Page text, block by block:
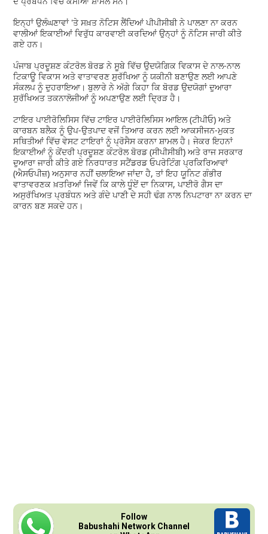
ਇਨ੍ਹਾਂ ਉਲੰਘਣਾਵਾਂ 'ਤੇ ਸਖ਼ਤ ਨੋਟਿਸ ਲੈਂਦਿਆਂ ਪੀਪੀਸੀਬੀ ਨੇ ਪਾਲਣਾ ਨਾ ਕਰਨ
ਵਾਲੀਆਂ ਇਕਾਈਆਂ ਵਿਰੁੱਧ ਕਾਰਵਾਈ ਕਰਦਿਆਂ ਉਨ੍ਹਾਂ ਨੂੰ ਨੋਟਿਸ ਜਾਰੀ ਕੀਤੇ
ਗਏ ਹਨ।
ਪੰਜਾਬ ਪ੍ਰਦੂਸ਼ਣ ਕੰਟਰੋਲ ਬੋਰਡ ਨੇ ਸੂਬੇ ਵਿੱਚ ਉਦਯੋਗਿਕ ਵਿਕਾਸ ਦੇ ਨਾਲ-ਨਾਲ
ਟਿਕਾਊ ਵਿਕਾਸ ਅਤੇ ਵਾਤਾਵਰਣ ਸੁਰੱਖਿਆ ਨੂੰ ਯਕੀਨੀ ਬਣਾਉਣ ਲਈ ਆਪਣੇ
ਸੰਕਲਪ ਨੂੰ ਦੁਹਰਾਇਆ। ਬੁਲਾਰੇ ਨੇ ਅੱਗੇ ਕਿਹਾ ਕਿ ਬੋਰਡ ਉਦਯੋਗਾਂ ਦੁਆਰਾ
ਸੁਰੱਖਿਅਤ ਤਕਨਾਲੋਜੀਆਂ ਨੂੰ ਅਪਣਾਉਣ ਲਈ ਦ੍ਰਿੜ ਹੈ।
ਟਾਇਰ ਪਾਈਰੋਲਿਸਿਸ ਵਿੱਚ ਟਾਇਰ ਪਾਈਰੋਲਿਸਿਸ ਆਇਲ (ਟੀਪੀਓ) ਅਤੇ
ਕਾਰਬਨ ਬਲੈਕ ਨੂੰ ਉਪ-ਉਤਪਾਦ ਵਜੋਂ ਤਿਆਰ ਕਰਨ ਲਈ ਆਕਸੀਜਨ-ਮੁਕਤ
ਸਥਿਤੀਆਂ ਵਿੱਚ ਵੇਸਟ ਟਾਇਰਾਂ ਨੂੰ ਪ੍ਰੋਸੈਸ ਕਰਨਾ ਸ਼ਾਮਲ ਹੈ। ਜੇਕਰ ਇਹਨਾਂ
ਇਕਾਈਆਂ ਨੂੰ ਕੇਂਦਰੀ ਪ੍ਰਦੂਸ਼ਣ ਕੰਟਰੋਲ ਬੋਰਡ (ਸੀਪੀਸੀਬੀ) ਅਤੇ ਰਾਜ ਸਰਕਾਰ
ਦੁਆਰਾ ਜਾਰੀ ਕੀਤੇ ਗਏ ਨਿਰਧਾਰਤ ਸਟੈਂਡਰਡ ਓਪਰੇਟਿੰਗ ਪ੍ਰਕਿਰਿਆਵਾਂ
(ਐਸਓਪੀਜ਼) ਅਨੁਸਾਰ ਨਹੀਂ ਚਲਾਇਆ ਜਾਂਦਾ ਹੈ, ਤਾਂ ਇਹ ਯੂਨਿਟ ਗੰਭੀਰ
ਵਾਤਾਵਰਣਕ ਖ਼ਤਰਿਆਂ ਜਿਵੇਂ ਕਿ ਕਾਲੇ ਧੂੰਏਂ ਦਾ ਨਿਕਾਸ, ਪਾਈਰੋ ਗੈਸ ਦਾ
ਅਸੁਰੱਖਿਅਤ ਪ੍ਰਬੰਧਨ ਅਤੇ ਗੰਦੇ ਪਾਣੀ ਦੇ ਸਹੀ ਢੰਗ ਨਾਲ ਨਿਪਟਾਰਾ ਨਾ ਕਰਨ ਦਾ
ਕਾਰਨ ਬਣ ਸਕਦੇ ਹਨ।
Follow
Babushahi Network Channel